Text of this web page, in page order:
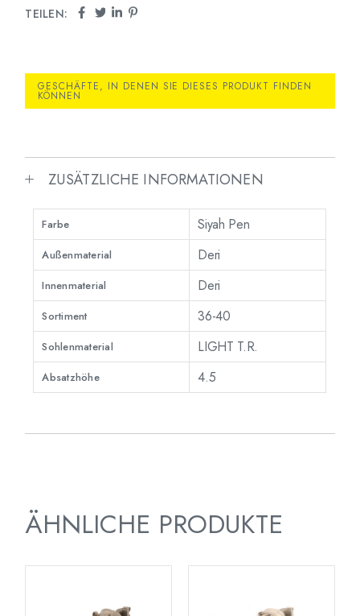
TEILEN:
GESCHÄFTE, IN DENEN SIE DIESES PRODUKT FINDEN
KÖNNEN
ZUSÄTZLICHE INFORMATIONEN
Farbe Siyah Pen
Außenmaterial Deri
Innenmaterial Deri
Sortiment 36-40
Sohlenmaterial LIGHT T.R.
Absatzhöhe 4.5
ÄHNLICHE PRODUKTE